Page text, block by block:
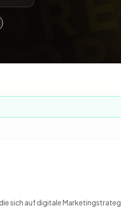
sich auf digitale